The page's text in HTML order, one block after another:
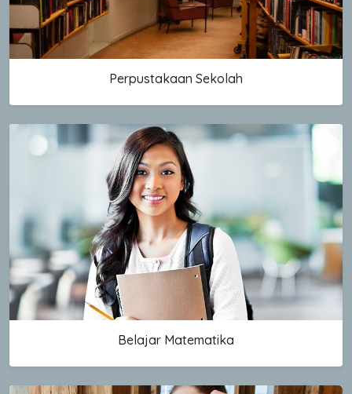
Perpustakaan Sekolah
Belajar Matematika